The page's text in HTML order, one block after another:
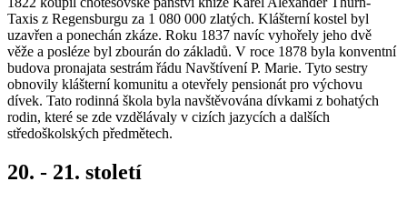
Taxis z Regensburgu za 1 080 000 zlatých. Klášterní kostel byl
uzavřen a ponechán zkáze. Roku 1837 navíc vyhořely jeho dvě
věže a posléze byl zbourán do základů. V roce 1878 byla konventní
budova pronajata sestrám řádu Navštívení P. Marie. Tyto sestry
obnovily klášterní komunitu a otevřely pensionát pro výchovu
dívek. Tato rodinná škola byla navštěvována dívkami z bohatých
rodin, které se zde vzdělávaly v cizích jazycích a dalších
středoškolských předmětech.
20. - 21. století